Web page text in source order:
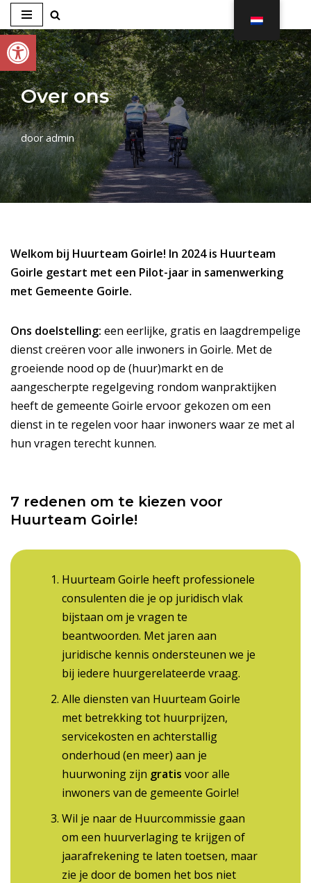
Toolbar openen
Ga
naar
de
inhoud
Over ons
dooradmin
Welkom bij Huurteam Goirle! In 2024 is Huurteam
Goirle gestart met een Pilot-jaar in samenwerking
met Gemeente Goirle.
Ons doelstelling: een eerlijke, gratis en laagdrempelige
dienst creëren voor alle inwoners in Goirle. Met de
groeiende nood op de (huur)markt en de
aangescherpte regelgeving rondom wanpraktijken
heeft de gemeente Goirle ervoor gekozen om een
dienst in te regelen voor haar inwoners waar ze met al
hun vragen terecht kunnen.
7 redenen om te kiezen voor
Huurteam Goirle!
Huurteam Goirle heeft professionele
consulenten die je op juridisch vlak
bijstaan om je vragen te
beantwoorden. Met jaren aan
juridische kennis ondersteunen we je
bij iedere huurgerelateerde vraag.
Alle diensten van Huurteam Goirle
met betrekking tot huurprijzen,
servicekosten en achterstallig
onderhoud (en meer) aan je
huurwoning zijn gratis voor alle
inwoners van de gemeente Goirle!
Wil je naar de Huurcommissie gaan
om een huurverlaging te krijgen of
jaarafrekening te laten toetsen, maar
zie je door de bomen het bos niet